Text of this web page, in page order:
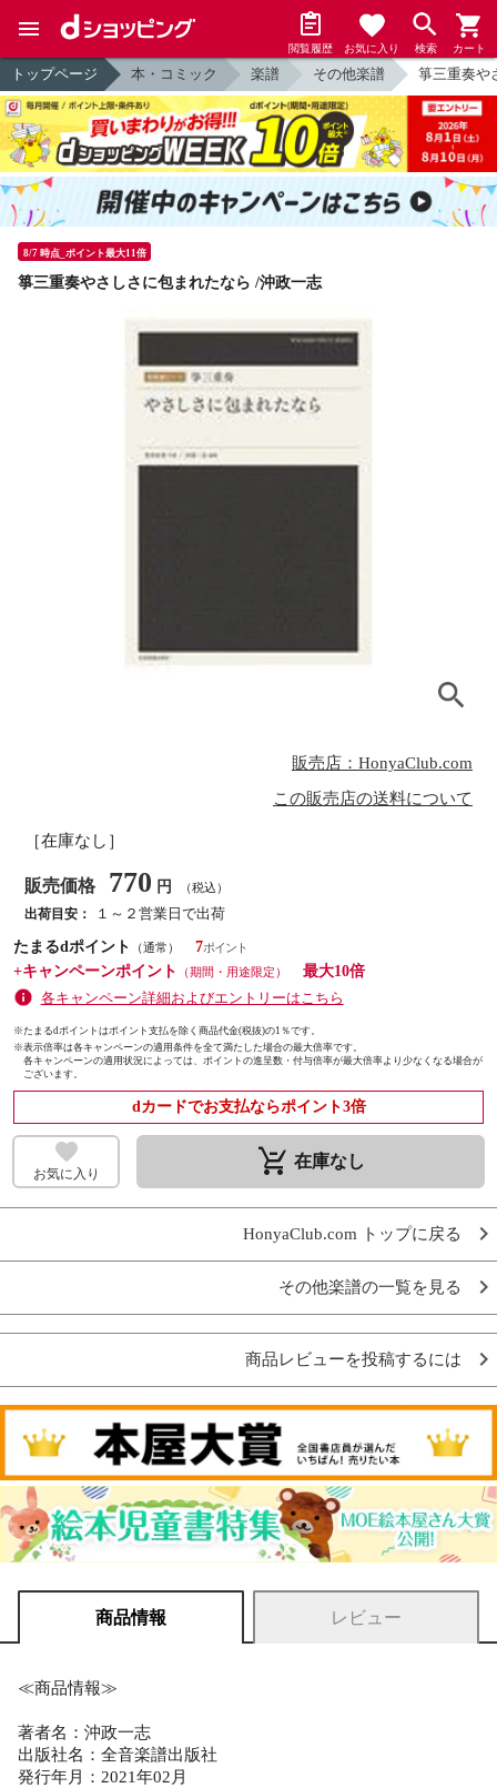
閲覧履歴 お気に入り 検索 カート
トップページ 本・コミック 楽譜 その他楽譜 箏三重奏や
8/7 時点_ポイント最大11倍
箏三重奏やさしさに包まれたなら /沖政一志
販売店：HonyaClub.com
この販売店の送料について
［在庫なし］
販売価格 770 円 （税込）
出荷目安：
１～２営業日で出荷
たまるdポイント
（通常）
7
+キャンペーンポイント
（期間・用途限定）
最大10倍
各キャンペーン詳細およびエントリーはこちら
※たまるdポイントはポイント支払を除く商品代金(税抜)の1％です。
※表示倍率は各キャンペーンの適用条件を全て満たした場合の最大倍率です。
各キャンペーンの適用状況によっては、ポイントの進呈数・付与倍率が最大倍率より少なくなる場合が
ございます。
dカードでお支払ならポイント3倍
お気に入り remove_shopping_cart 在庫なし
HonyaClub.com トップに戻る
その他楽譜の一覧を見る
商品レビューを投稿するには
商品情報 レビュー
≪商品情報≫
著者名：沖政一志
出版社名：全音楽譜出版社
発行年月：2021年02月